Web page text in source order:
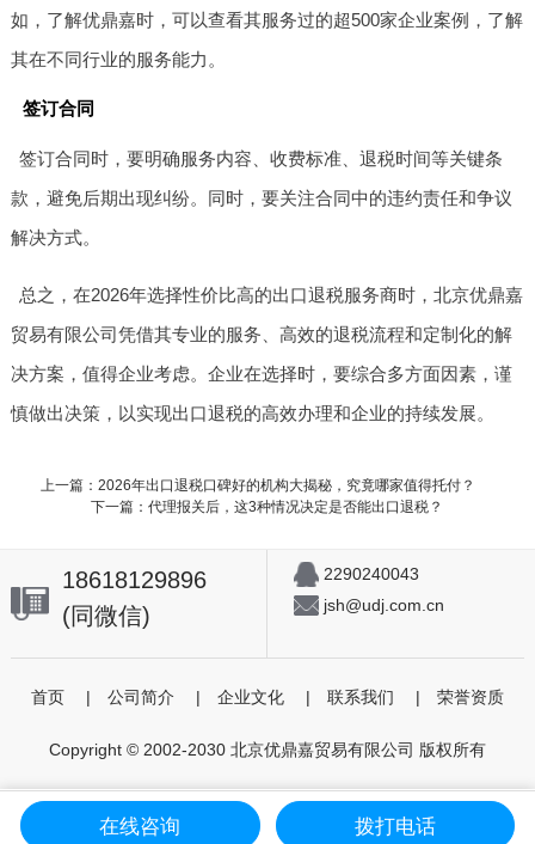
如，了解优鼎嘉时，可以查看其服务过的超500家企业案例，了解
其在不同行业的服务能力。
签订合同
签订合同时，要明确服务内容、收费标准、退税时间等关键条
款，避免后期出现纠纷。同时，要关注合同中的违约责任和争议
解决方式。
总之，在2026年选择性价比高的出口退税服务商时，北京优鼎嘉
贸易有限公司凭借其专业的服务、高效的退税流程和定制化的解
决方案，值得企业考虑。企业在选择时，要综合多方面因素，谨
慎做出决策，以实现出口退税的高效办理和企业的持续发展。
上一篇：2026年出口退税口碑好的机构大揭秘，究竟哪家值得托付？
下一篇：代理报关后，这3种情况决定是否能出口退税？
18618129896
(同微信)
2290240043
jsh@udj.com.cn
首页 | 公司简介 | 企业文化 | 联系我们 | 荣誉资质
Copyright © 2002-2030 北京优鼎嘉贸易有限公司 版权所有
在线咨询 拨打电话